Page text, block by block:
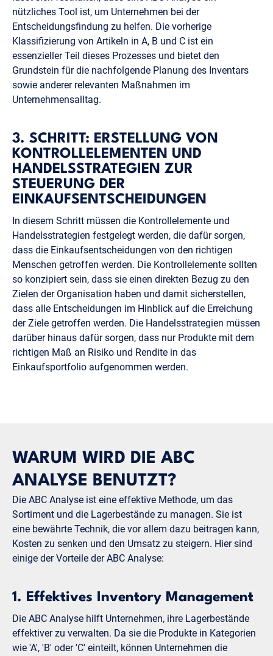
nützliches Tool ist, um Unternehmen bei der
Entscheidungsfindung zu helfen. Die vorherige
Klassifizierung von Artikeln in A, B und C ist ein
essenzieller Teil dieses Prozesses und bietet den
Grundstein für die nachfolgende Planung des Inventars
sowie anderer relevanten Maßnahmen im
Unternehmensalltag.
3. SCHRITT: ERSTELLUNG VON
KONTROLLELEMENTEN UND
HANDELSSTRATEGIEN ZUR
STEUERUNG DER
EINKAUFSENTSCHEIDUNGEN
In diesem Schritt müssen die Kontrollelemente und
Handelsstrategien festgelegt werden, die dafür sorgen,
dass die Einkaufsentscheidungen von den richtigen
Menschen getroffen werden. Die Kontrollelemente sollten
so konzipiert sein, dass sie einen direkten Bezug zu den
Zielen der Organisation haben und damit sicherstellen,
dass alle Entscheidungen im Hinblick auf die Erreichung
der Ziele getroffen werden. Die Handelsstrategien müssen
darüber hinaus dafür sorgen, dass nur Produkte mit dem
richtigen Maß an Risiko und Rendite in das
Einkaufsportfolio aufgenommen werden.
WARUM WIRD DIE ABC
ANALYSE BENUTZT?
Die ABC Analyse ist eine effektive Methode, um das
Sortiment und die Lagerbestände zu managen. Sie ist
eine bewährte Technik, die vor allem dazu beitragen kann,
Kosten zu senken und den Umsatz zu steigern. Hier sind
einige der Vorteile der ABC Analyse:
1. Effektives Inventory Management
Die ABC Analyse hilft Unternehmen, ihre Lagerbestände
effektiver zu verwalten. Da sie die Produkte in Kategorien
wie 'A', 'B' oder 'C' einteilt, können Unternehmen die